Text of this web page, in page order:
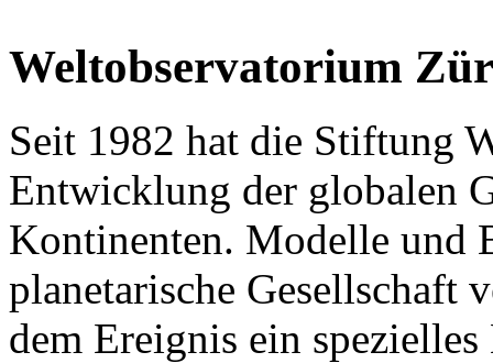
Weltobservatorium
Seit 1982 hat die Stiftung
Entwicklung der globalen
Kontinenten. Modelle und
planetarische Gesellschaft
dem Ereignis ein